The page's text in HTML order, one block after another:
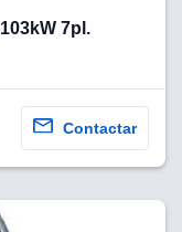
7pl.
Contactar